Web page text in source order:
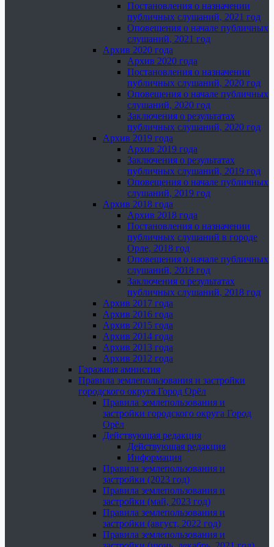
Постановления о назначении
публичных слушаний, 2021 год
Оповещения о начале публичных
слушаний, 2021 год
Архив 2020 года
Архив 2020 года
Постановления о назначении
публичных слушаний, 2020 год
Оповещения о начале публичных
слушаний, 2020 год
Заключения о результатах
публичных слушаний, 2020 год
Архив 2019 года
Архив 2019 года
Заключения о результатах
публичных слушаний, 2019 год
Оповещения о начале публичных
слушаний, 2019 год
Архив 2018 года
Архив 2018 года
Постановления о назначении
публичных слушаний в городе
Орле, 2018 год
Оповещения о начале публичных
слушаний, 2018 год
Заключения о результатах
публичных слушаний, 2018 год
Архив 2017 года
Архив 2016 года
Архив 2015 года
Архив 2014 года
Архив 2013 года
Архив 2012 года
Гаражная амнистия
Правила землепользования и застройки
городского округа Город Орёл
Правила землепользования и
застройки городского округа Город
Орёл
Действующая редакция
Действующая редакция
Информация
Правила землепользования и
застройки (2023 год)
Правила землепользования и
застройки (май, 2023 год)
Правила землепользования и
застройки (август, 2022 год)
Правила землепользования и